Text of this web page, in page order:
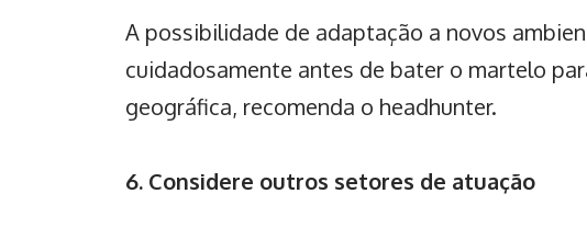
A possibilidade de adaptação a novos
cuidadosamente antes de bater o martelo
geográfica, recomenda o headhunter.
6. Considere outros setores de atuação